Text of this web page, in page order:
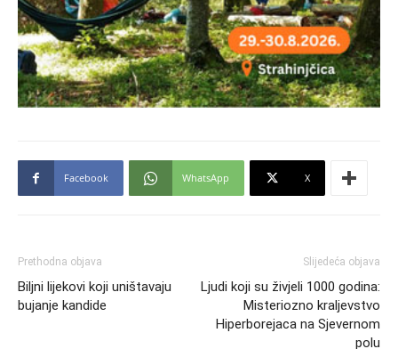
Facebook WhatsApp X
Prethodna objava
Biljni lijekovi koji uništavaju
bujanje kandide
Slijedeća objava
Ljudi koji su živjeli 1000 godina:
Misteriozno kraljevstvo
Hiperborejaca na Sjevernom
polu